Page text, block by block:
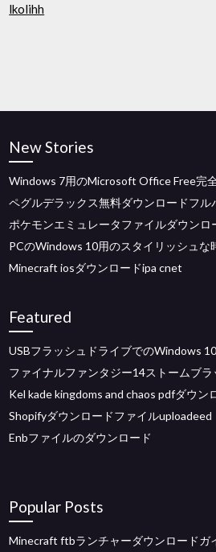
lkolihh
New Stories
Windows 7用のMicrosoft Office Free完
ペグルデラックス無料ダウンロードフル
ポケモンエミュレータファイルダウンロ
PCのWindows 10用のスタイリッシュな
Minecraft iosダウンロードipa cnet
Featured
USBフラッシュドライブでのWindows
ファイナルファンタジー14ストームブ
Kel kade kingdoms and chaos pdfダウン
Shopifyダウンロードファイルuploadeed
Enbファイルのダウンロード
Popular Posts
Minecraft ftbランチャーダウンロードガ